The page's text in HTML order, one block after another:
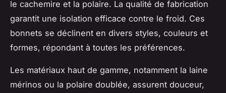
le cachemire et la polaire. La qualité de fabrication
garantit une isolation efficace contre le froid. Ces
bonnets se déclinent en divers styles, couleurs et
formes, répondant à toutes les préférences.
Les matériaux haut de gamme, notamment la laine
mérinos ou la polaire doublée, assurent douceur,